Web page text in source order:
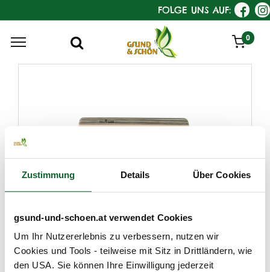
Zustimmung Details Über Cookies
gsund-und-schoen.at verwendet Cookies
Um Ihr Nutzererlebnis zu verbessern, nutzen wir
Cookies und Tools - teilweise mit Sitz in Drittländern, wie
den USA. Sie können Ihre Einwilligung jederzeit
FOLGE UNS AUF:
0
KostKamm
Strähnenkamm, Holz
Eignung : mittellanges bis langes, gewelltes od. lockiges Haar